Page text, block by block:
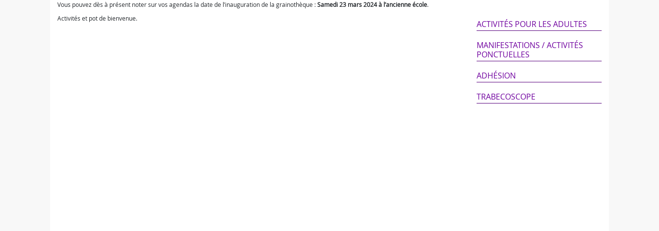
Vous pouvez dès à présent noter sur vos agendas la date de l’inauguration de la grainothèque :Samedi 23 mars 2024 à l’ancienne école.
Activités et pot de bienvenue.
ACTIVITÉS POUR LES ADULTES
MANIFESTATIONS / ACTIVITÉS
PONCTUELLES
ADHÉSION
TRABECOSCOPE